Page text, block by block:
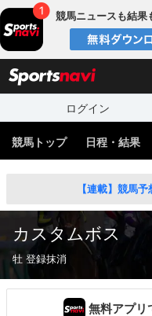
競馬ニュースも結果
ログイン
競馬トップ 日程・結果
【連載】競馬
カスタムボス
牡 登録抹消
無料アプリ